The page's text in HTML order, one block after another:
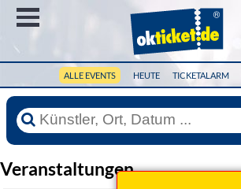
ALLE EVENTS HEUTE TICKETALARM
Veranstaltungen